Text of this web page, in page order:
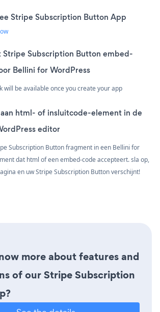
Stripe Subscription Button App
Stripe Subscription Button embed-
Bellini for WordPress
will be available once you create your app
html- of insluitcode-element in de
editor
Subscription Button fragment in een Bellini for
dat html of een embed-code accepteert. sla op,
en uw Stripe Subscription Button verschijnt!
more about features and
of our Stripe Subscription